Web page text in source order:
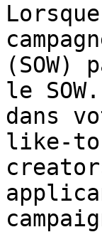
le
dans
like-